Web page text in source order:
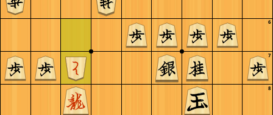
8
7
6